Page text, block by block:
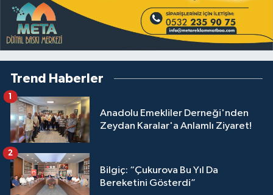
Trend Haberler
Anadolu Emekliler Derneği'nden
Zeydan Karalar'a Anlamlı Ziyaret!
1
Bilgiç: “Çukurova Bu Yıl Da
Bereketini Gösterdi”
2